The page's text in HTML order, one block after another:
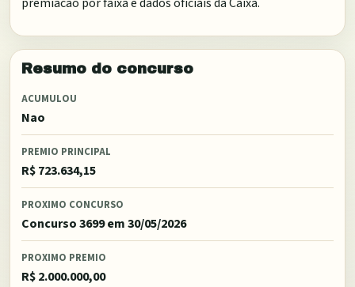
Resumo do concurso
ACUMULOU
Nao
PREMIO PRINCIPAL
R$ 723.634,15
PROXIMO CONCURSO
Concurso 3699em 30/05/2026
PROXIMO PREMIO
R$ 2.000.000,00